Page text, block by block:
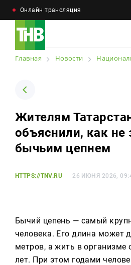
Онлайн трансляция
Новости
Телепроекты
Для связи
Для связи
+7 (843) 570−50−00
Главная Новости
Жителям
объяснили, как не
бычьим цепнем
HTTPS://TNV.RU 26 ИЮНЯ 2026,
Бычий цепень — самый
человека. Его длина может
метров, а жить в организме
лет. При этом годами